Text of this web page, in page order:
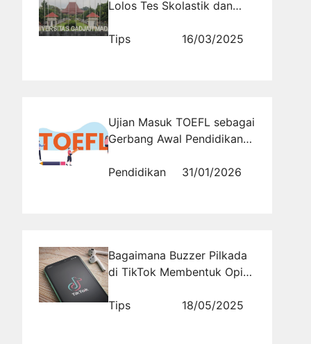
Lolos Tes Skolastik dan
Tips
16/03/2025
Ujian Masuk TOEFL sebagai
Gerbang Awal Pendidikan
Pendidikan
31/01/2026
Bagaimana Buzzer Pilkada
di TikTok Membentuk Opini
Rajakomen.com dalam
Tips 18/05/2025